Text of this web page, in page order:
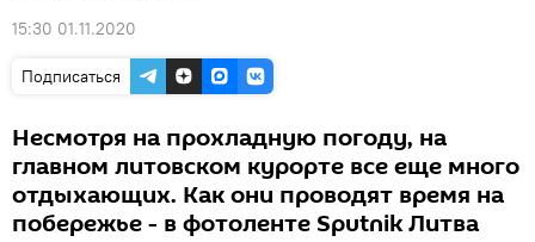
15:30 01.11.2020
Подписаться
Несмотря на прохладную погоду, на
главном литовском курорте все еще много
отдыхающих. Как они проводят время на
побережье - в фотоленте Sputnik Литва